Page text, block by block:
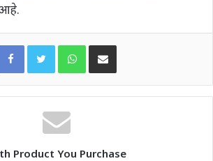
WhatsAppShare via Email
Product You Purchase